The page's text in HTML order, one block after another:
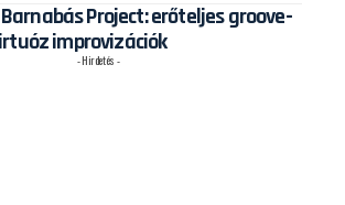
Project: erőteljes groove-
improvizációk
- Hirdetés -